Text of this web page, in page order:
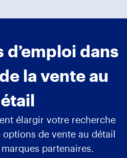
d’emploi dans
la vente au
élargir votre recherche
options de vente au détail
partenaires.